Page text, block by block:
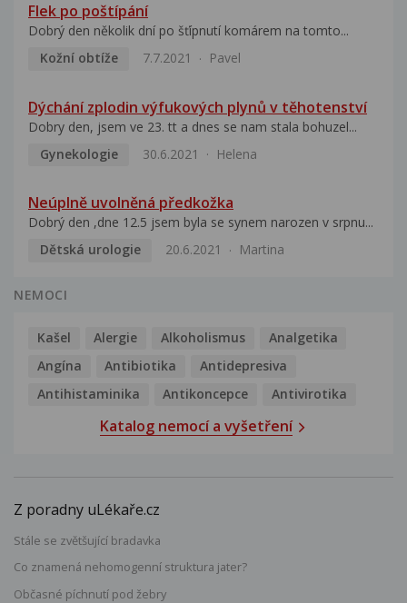
Flek po poštípání
Dobrý den několik dní po šťípnutí komárem na tomto...
Kožní obtíže
7.7.2021 Pavel
Dýchání zplodin výfukových plynů v těhotenství
Dobry den, jsem ve 23. tt a dnes se nam stala bohuzel...
Gynekologie
30.6.2021 Helena
Neúplně uvolněná předkožka
Dobrý den ,dne 12.5 jsem byla se synem narozen v srpnu...
Dětská urologie
20.6.2021 Martina
NEMOCI
Kašel Alergie Alkoholismus
Analgetika
Angína
Antibiotika
Antidepresiva
Antihistaminika
Antikoncepce Antivirotika
Katalog nemocí a vyšetření
Z poradny uLékaře.cz
Stále se zvětšující bradavka
Co znamená nehomogenní struktura jater?
Občasné píchnutí pod žebry